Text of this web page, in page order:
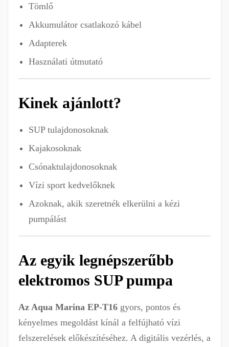
Tömlő
Akkumulátor csatlakozó kábel
Adapterek
Használati útmutató
Kinek ajánlott?
SUP tulajdonosoknak
Kajakosoknak
Csónaktulajdonosoknak
Vízi sport kedvelőknek
Azoknak, akik szeretnék elkerülni a kézi
pumpálást
Az egyik legnépszerűbb
elektromos SUP pumpa
Az Aqua Marina EP-T16 gyors, pontos és
kényelmes megoldást kínál a felfújható vízi
felszerelések előkészítéséhez. A digitális vezérlés, a